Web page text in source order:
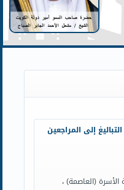
إلى المراجعين
(العاصمة) ،